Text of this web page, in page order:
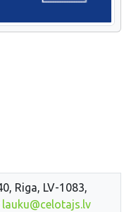
Riga, LV-1083,
lauku@celotajs.lv